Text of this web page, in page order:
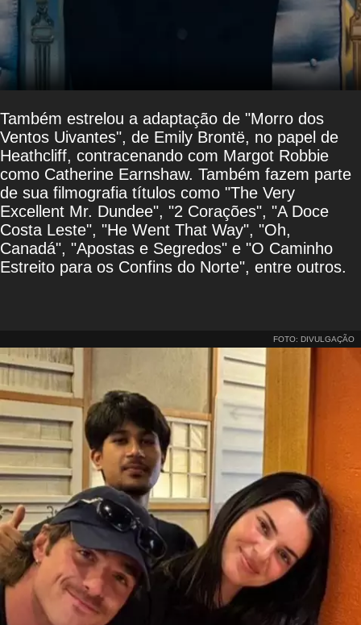
Também estrelou a adaptação de "Morro dos
Ventos Uivantes", de Emily Brontë, no papel de
Heathcliff, contracenando com Margot Robbie
como Catherine Earnshaw. Também fazem parte
de sua filmografia títulos como "The Very
Excellent Mr. Dundee", "2 Corações", "A Doce
Costa Leste", "He Went That Way", "Oh,
Canadá", "Apostas e Segredos" e "O Caminho
Estreito para os Confins do Norte", entre outros.
FOTO: DIVULGAÇÃO